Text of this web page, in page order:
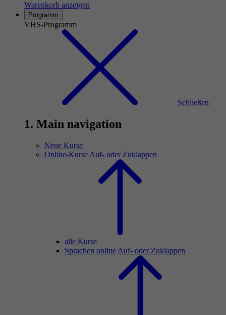
Warenkorb anzeigen
Programm
VHS-Programm
Schließen
1. Main navigation
Neue Kurse
Online-Kurse Auf- oder Zuklappen
alle Kurse
Sprachen online Auf- oder Zuklappen